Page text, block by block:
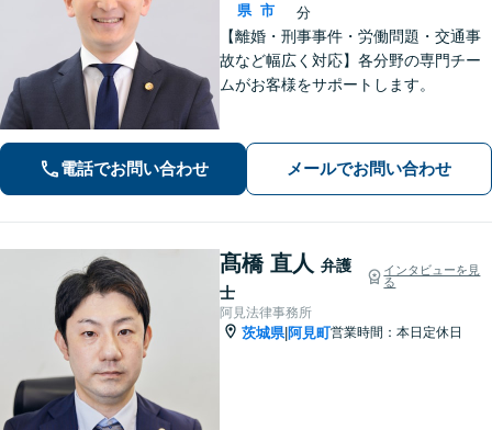
県 市
分
【離婚・刑事事件・労働問題・交通事
故など幅広く対応】各分野の専門チー
ムがお客様をサポートします。
電話でお問い合わせ メールでお問い合わせ
髙橋 直人 弁護
士
インタビューを見
る
阿見法律事務所
茨城県|阿見町営業時間：本日定休日